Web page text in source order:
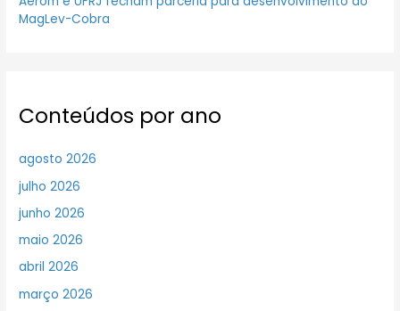
MagLev-Cobra
Conteúdos por ano
agosto 2026
julho 2026
junho 2026
maio 2026
abril 2026
março 2026